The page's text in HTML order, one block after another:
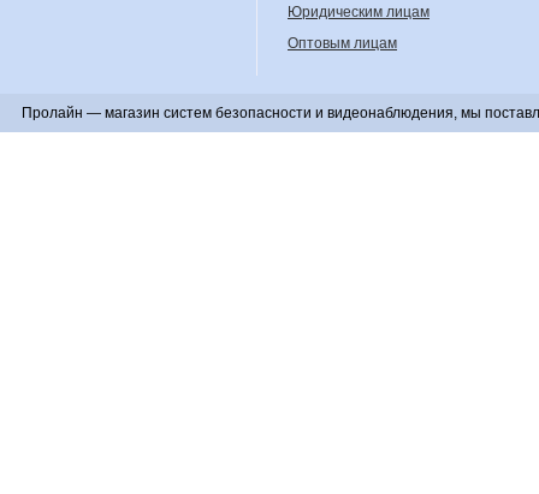
Юридическим лицам
Оптовым лицам
Пролайн — магазин систем безопасности и видеонаблюдения, мы